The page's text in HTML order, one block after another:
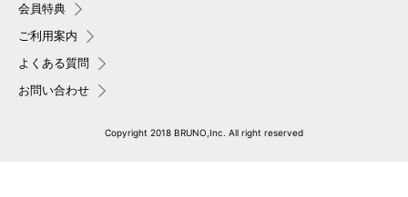
会員特典
ご利用案内
よくある質問
お問い合わせ
Copyright 2018 BRUNO,Inc. All right reserved